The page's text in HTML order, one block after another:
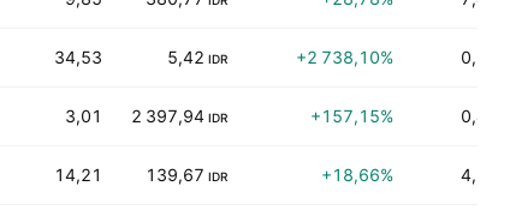
34,53 5,42 IDR +2 738,10% 0,00%
3,01 2 397,94 IDR +157,15% 0,42%
14,21 139,67 IDR +18,66% 4,33%